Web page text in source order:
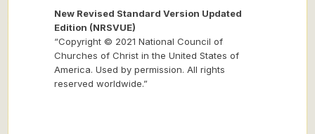
New Revised Standard Version Updated
Edition (NRSVUE)
“Copyright © 2021 National Council of
Churches of Christ in the United States of
America. Used by permission. All rights
reserved worldwide.”